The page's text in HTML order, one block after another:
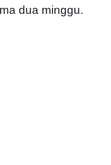
dua minggu.